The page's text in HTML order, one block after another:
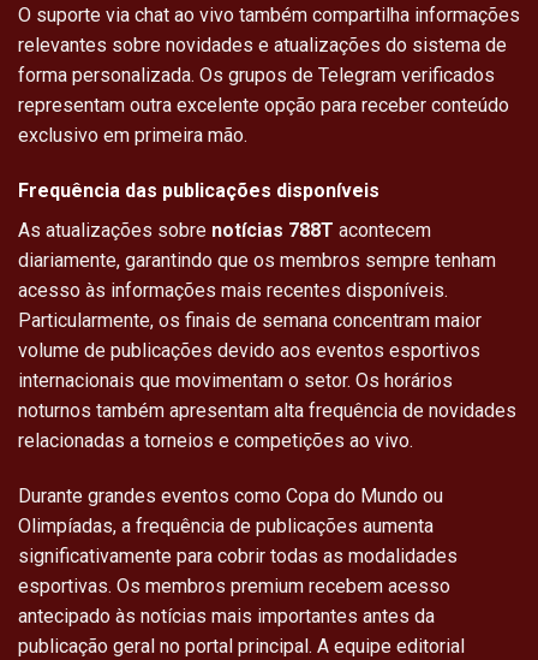
O suporte via chat ao vivo também compartilha informações
relevantes sobre novidades e atualizações do sistema de
forma personalizada. Os grupos de Telegram verificados
representam outra excelente opção para receber conteúdo
exclusivo em primeira mão.
Frequência das publicações disponíveis
As atualizações sobre notícias 788T acontecem
diariamente, garantindo que os membros sempre tenham
acesso às informações mais recentes disponíveis.
Particularmente, os finais de semana concentram maior
volume de publicações devido aos eventos esportivos
internacionais que movimentam o setor. Os horários
noturnos também apresentam alta frequência de novidades
relacionadas a torneios e competições ao vivo.
Durante grandes eventos como Copa do Mundo ou
Olimpíadas, a frequência de publicações aumenta
significativamente para cobrir todas as modalidades
esportivas. Os membros premium recebem acesso
antecipado às notícias mais importantes antes da
publicação geral no portal principal. A equipe editorial